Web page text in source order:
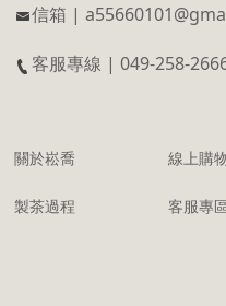
信箱 |
客服專線 | 049-258-
關於崧喬 線上購
製茶過程 客服專